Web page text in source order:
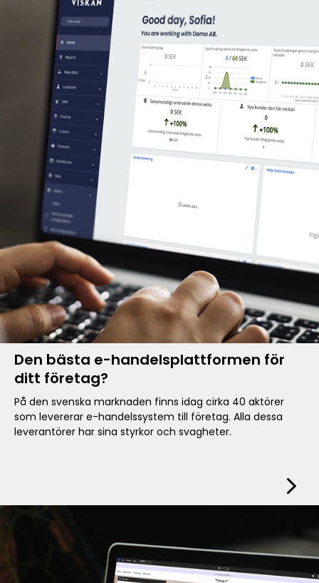
Den bästa e-handelsplattformen för
ditt företag?
På den svenska marknaden finns idag cirka 40 aktörer
som levererar e-handelssystem till företag. Alla dessa
leverantörer har sina styrkor och svagheter.